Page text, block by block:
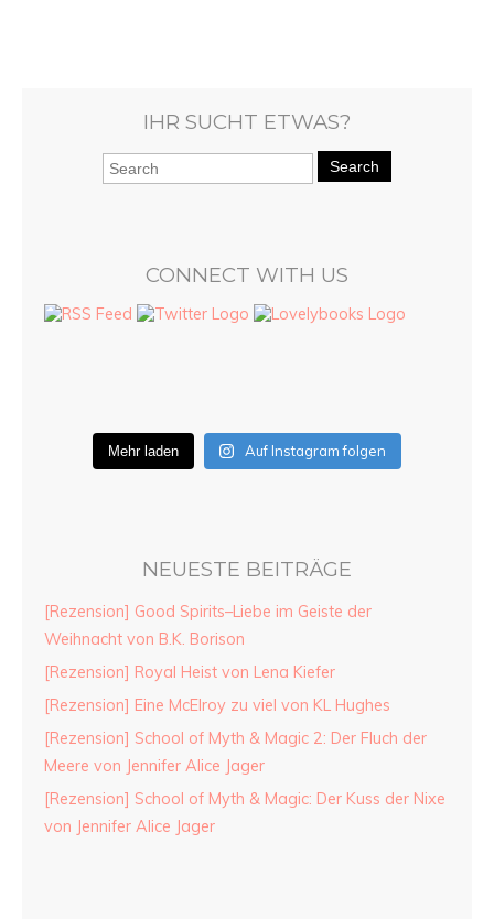
IHR SUCHT ETWAS?
Search
CONNECT WITH US
Mehr laden Auf Instagram folgen
NEUESTE BEITRÄGE
[Rezension] Good Spirits–Liebe im Geiste der
Weihnacht von B.K. Borison
[Rezension] Royal Heist von Lena Kiefer
[Rezension] Eine McElroy zu viel von KL Hughes
[Rezension] School of Myth & Magic 2: Der Fluch der
Meere von Jennifer Alice Jager
[Rezension] School of Myth & Magic: Der Kuss der Nixe
von Jennifer Alice Jager